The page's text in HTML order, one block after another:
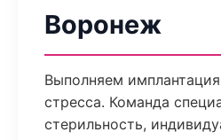
Воронеж
Выполняем
стресса. Команда
стерильность,